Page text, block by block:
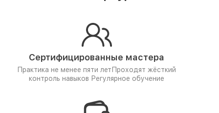
Сертифицированные мастера
Практика не менее пяти лет Проходят жёсткий
контроль навыков Регулярное обучение